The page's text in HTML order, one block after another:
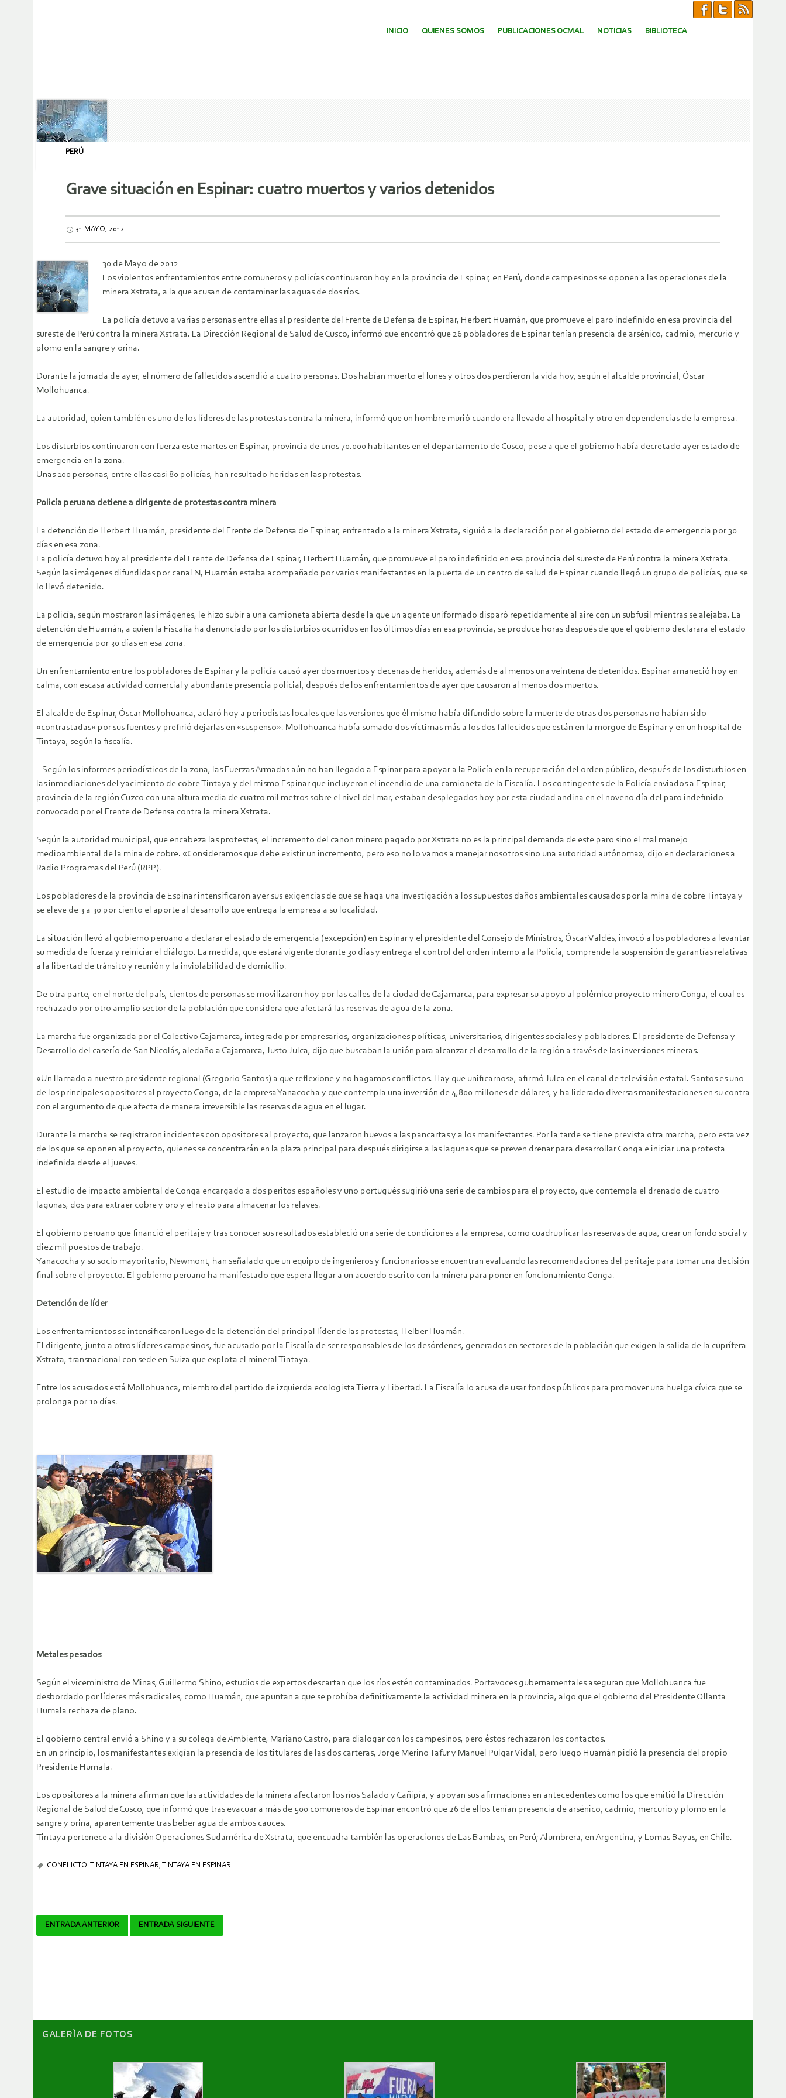
SALTAR AL CONTENIDO.
INICIO QUIENES SOMOS PUBLICACIONES OCMAL NOTICIAS BIBLIOTECA
PERÚ
Grave situación en Espinar: cuatro muertos y varios detenidos
31 MAYO, 2012
30 de Mayo de 2012
Los violentos enfrentamientos entre comuneros y policías continuaron hoy en la provincia de Espinar, en Perú, donde campesinos se oponen a las operaciones de la
minera Xstrata, a la que acusan de contaminar las aguas de dos ríos.
La policía detuvo a varias personas entre ellas al presidente del Frente de Defensa de Espinar, Herbert Huamán, que promueve el paro indefinido en esa provincia del
sureste de Perú contra la minera Xstrata. La Dirección Regional de Salud de Cusco, informó que encontró que 26 pobladores de Espinar tenían presencia de arsénico, cadmio, mercurio y
plomo en la sangre y orina.
Durante la jornada de ayer, el número de fallecidos ascendió a cuatro personas. Dos habían muerto el lunes y otros dos perdieron la vida hoy, según el alcalde provincial, Óscar
Mollohuanca.
La autoridad, quien también es uno de los líderes de las protestas contra la minera, informó que un hombre murió cuando era llevado al hospital y otro en dependencias de la empresa.
Los disturbios continuaron con fuerza este martes en Espinar, provincia de unos 70.000 habitantes en el departamento de Cusco, pese a que el gobierno había decretado ayer estado de
emergencia en la zona.
Unas 100 personas, entre ellas casi 80 policías, han resultado heridas en las protestas.
Policía peruana detiene a dirigente de protestas contra minera
La detención de Herbert Huamán, presidente del Frente de Defensa de Espinar, enfrentado a la minera Xstrata, siguió a la declaración por el gobierno del estado de emergencia por 30
días en esa zona.
La policía detuvo hoy al presidente del Frente de Defensa de Espinar, Herbert Huamán, que promueve el paro indefinido en esa provincia del sureste de Perú contra la minera Xstrata.
Según las imágenes difundidas por canal N, Huamán estaba acompañado por varios manifestantes en la puerta de un centro de salud de Espinar cuando llegó un grupo de policías, que se
lo llevó detenido.
La policía, según mostraron las imágenes, le hizo subir a una camioneta abierta desde la que un agente uniformado disparó repetidamente al aire con un subfusil mientras se alejaba. La
detención de Huamán, a quien la Fiscalía ha denunciado por los disturbios ocurridos en los últimos días en esa provincia, se produce horas después de que el gobierno declarara el estado
de emergencia por 30 días en esa zona.
Un enfrentamiento entre los pobladores de Espinar y la policía causó ayer dos muertos y decenas de heridos, además de al menos una veintena de detenidos. Espinar amaneció hoy en
calma, con escasa actividad comercial y abundante presencia policial, después de los enfrentamientos de ayer que causaron al menos dos muertos.
El alcalde de Espinar, Óscar Mollohuanca, aclaró hoy a periodistas locales que las versiones que él mismo había difundido sobre la muerte de otras dos personas no habían sido
«contrastadas» por sus fuentes y prefirió dejarlas en «suspenso». Mollohuanca había sumado dos víctimas más a los dos fallecidos que están en la morgue de Espinar y en un hospital de
Tintaya, según la fiscalía.
Según los informes periodísticos de la zona, las Fuerzas Armadas aún no han llegado a Espinar para apoyar a la Policía en la recuperación del orden público, después de los disturbios en
las inmediaciones del yacimiento de cobre Tintaya y del mismo Espinar que incluyeron el incendio de una camioneta de la Fiscalía. Los contingentes de la Policía enviados a Espinar,
provincia de la región Cuzco con una altura media de cuatro mil metros sobre el nivel del mar, estaban desplegados hoy por esta ciudad andina en el noveno día del paro indefinido
convocado por el Frente de Defensa contra la minera Xstrata.
Según la autoridad municipal, que encabeza las protestas, el incremento del canon minero pagado por Xstrata no es la principal demanda de este paro sino el mal manejo
medioambiental de la mina de cobre. «Consideramos que debe existir un incremento, pero eso no lo vamos a manejar nosotros sino una autoridad autónoma», dijo en declaraciones a
Radio Programas del Perú (RPP).
Los pobladores de la provincia de Espinar intensificaron ayer sus exigencias de que se haga una investigación a los supuestos daños ambientales causados por la mina de cobre Tintaya y
se eleve de 3 a 30 por ciento el aporte al desarrollo que entrega la empresa a su localidad.
La situación llevó al gobierno peruano a declarar el estado de emergencia (excepción) en Espinar y el presidente del Consejo de Ministros, Óscar Valdés, invocó a los pobladores a levantar
su medida de fuerza y reiniciar el diálogo. La medida, que estará vigente durante 30 días y entrega el control del orden interno a la Policía, comprende la suspensión de garantías relativas
a la libertad de tránsito y reunión y la inviolabilidad de domicilio.
De otra parte, en el norte del país, cientos de personas se movilizaron hoy por las calles de la ciudad de Cajamarca, para expresar su apoyo al polémico proyecto minero Conga, el cual es
rechazado por otro amplio sector de la población que considera que afectará las reservas de agua de la zona.
La marcha fue organizada por el Colectivo Cajamarca, integrado por empresarios, organizaciones políticas, universitarios, dirigentes sociales y pobladores. El presidente de Defensa y
Desarrollo del caserío de San Nicolás, aledaño a Cajamarca, Justo Julca, dijo que buscaban la unión para alcanzar el desarrollo de la región a través de las inversiones mineras.
«Un llamado a nuestro presidente regional (Gregorio Santos) a que reflexione y no hagamos conflictos. Hay que unificarnos», afirmó Julca en el canal de televisión estatal. Santos es uno
de los principales opositores al proyecto Conga, de la empresa Yanacocha y que contempla una inversión de 4,800 millones de dólares, y ha liderado diversas manifestaciones en su contra
con el argumento de que afecta de manera irreversible las reservas de agua en el lugar.
Durante la marcha se registraron incidentes con opositores al proyecto, que lanzaron huevos a las pancartas y a los manifestantes. Por la tarde se tiene prevista otra marcha, pero esta vez
de los que se oponen al proyecto, quienes se concentrarán en la plaza principal para después dirigirse a las lagunas que se preven drenar para desarrollar Conga e iniciar una protesta
indefinida desde el jueves.
El estudio de impacto ambiental de Conga encargado a dos peritos españoles y uno portugués sugirió una serie de cambios para el proyecto, que contempla el drenado de cuatro
lagunas, dos para extraer cobre y oro y el resto para almacenar los relaves.
El gobierno peruano que financió el peritaje y tras conocer sus resultados estableció una serie de condiciones a la empresa, como cuadruplicar las reservas de agua, crear un fondo social y
diez mil puestos de trabajo.
Yanacocha y su socio mayoritario, Newmont, han señalado que un equipo de ingenieros y funcionarios se encuentran evaluando las recomendaciones del peritaje para tomar una decisión
final sobre el proyecto. El gobierno peruano ha manifestado que espera llegar a un acuerdo escrito con la minera para poner en funcionamiento Conga.
Detención de líder
Los enfrentamientos se intensificaron luego de la detención del principal líder de las protestas, Helber Huamán.
El dirigente, junto a otros líderes campesinos, fue acusado por la Fiscalía de ser responsables de los desórdenes, generados en sectores de la población que exigen la salida de la cuprífera
Xstrata, transnacional con sede en Suiza que explota el mineral Tintaya.
Entre los acusados está Mollohuanca, miembro del partido de izquierda ecologista Tierra y Libertad. La Fiscalía lo acusa de usar fondos públicos para promover una huelga cívica que se
prolonga por 10 días.
Metales pesados
Según el viceministro de Minas, Guillermo Shino, estudios de expertos descartan que los ríos estén contaminados. Portavoces gubernamentales aseguran que Mollohuanca fue
desbordado por líderes más radicales, como Huamán, que apuntan a que se prohíba definitivamente la actividad minera en la provincia, algo que el gobierno del Presidente Ollanta
Humala rechaza de plano.
El gobierno central envió a Shino y a su colega de Ambiente, Mariano Castro, para dialogar con los campesinos, pero éstos rechazaron los contactos.
En un principio, los manifestantes exigían la presencia de los titulares de las dos carteras, Jorge Merino Tafur y Manuel Pulgar Vidal, pero luego Huamán pidió la presencia del propio
Presidente Humala.
Los opositores a la minera afirman que las actividades de la minera afectaron los ríos Salado y Cañipía, y apoyan sus afirmaciones en antecedentes como los que emitió la Dirección
Regional de Salud de Cusco, que informó que tras evacuar a más de 500 comuneros de Espinar encontró que 26 de ellos tenían presencia de arsénico, cadmio, mercurio y plomo en la
sangre y orina, aparentemente tras beber agua de ambos cauces.
Tintaya pertenece a la división Operaciones Sudamérica de Xstrata, que encuadra también las operaciones de Las Bambas, en Perú; Alumbrera, en Argentina, y Lomas Bayas, en Chile.
CONFLICTO: TINTAYA EN ESPINAR, TINTAYA EN ESPINAR
Navegador
ENTRADA ANTERIOR ENTRADA SIGUIENTE
GALERÌA DE FOTOS